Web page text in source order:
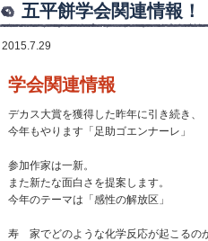
五平餅学会関連情報！
2015.7.29
学会関連情報
デカス大賞を獲得した昨年に引き続き、
今年もやります「足助ゴエンナーレ」
参加作家は一新。
また新たな面白さを提案します。
今年のテーマは「感性の解放区」
寿ゞ家でどのような化学反応が起こるの